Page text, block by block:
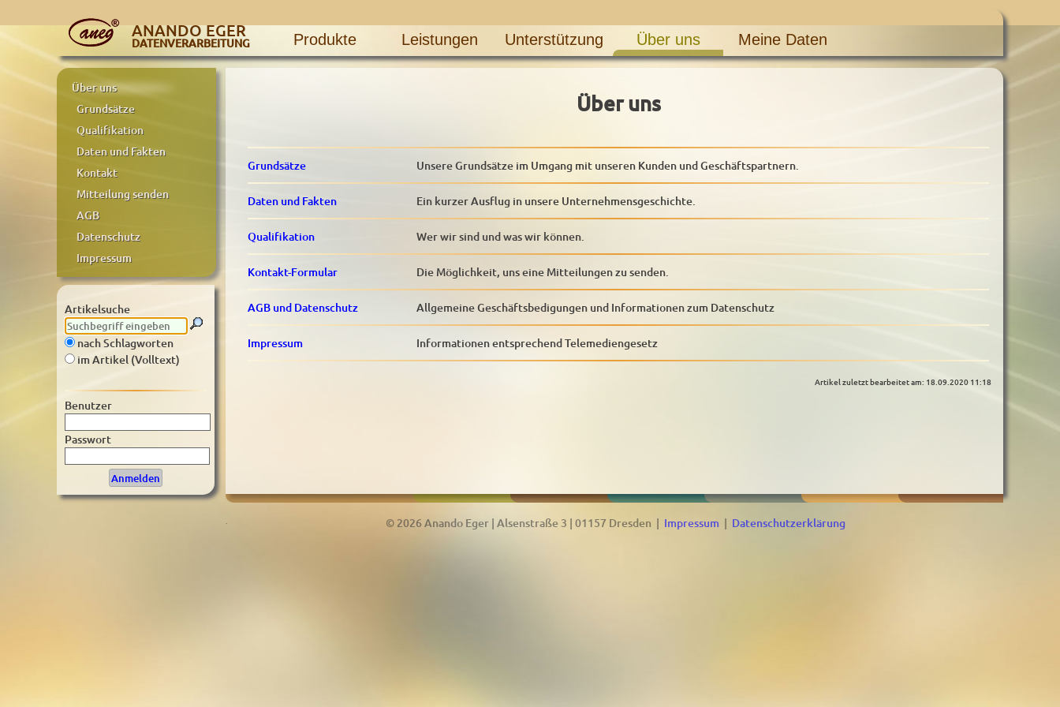
ANANDO EGER
DATENVERARBEITUNG Produkte Leistungen Unterstützung Über uns Meine Daten
Über uns
Grundsätze
Qualifikation
Daten und Fakten
Kontakt
Mitteilung senden
AGB
Datenschutz
Impressum
Artikelsuche
nach Schlagworten
im Artikel (Volltext)
Benutzer
Passwort
Über uns
Grundsätze Unsere Grundsätze im Umgang mit unseren Kunden und Geschäftspartnern.
Daten und Fakten Ein kurzer Ausflug in unsere Unternehmensgeschichte.
Qualifikation Wer wir sind und was wir können.
Kontakt-Formular Die Möglichkeit, uns eine Mitteilungen zu senden.
AGB und Datenschutz Allgemeine Geschäftsbedigungen und Informationen zum Datenschutz
Impressum Informationen entsprechend Telemediengesetz
Artikel zuletzt bearbeitet am: 18.09.2020 11:18
. © 2026 Anando Eger | Alsenstraße 3 | 01157 Dresden | Impressum | Datenschutzerklärung